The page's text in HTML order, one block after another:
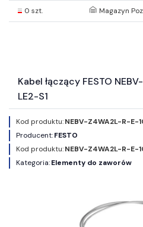
0 szt. Magazyn
Kabel łączący FESTO
LE2-S1
Kod produktu:NEBV-Z4WA2L-R-E-
Producent:FESTO
Kod produktu:NEBV-Z4WA2L-R-E-
Kategoria:Elementy do zaworów